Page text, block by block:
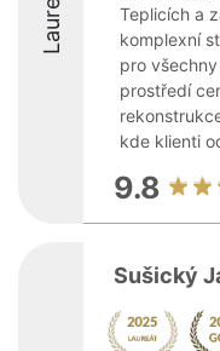
Teplicích a
komplexní
pro
prostředí
kde klienti
9.8
Sušický